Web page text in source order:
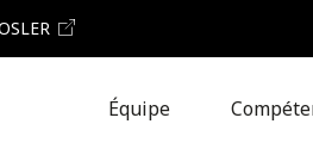
Équipe